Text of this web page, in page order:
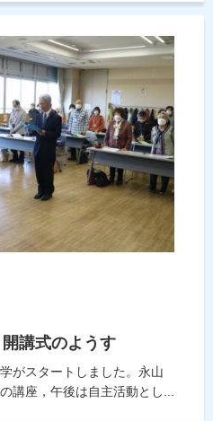
講式のようす
がスタートしました。永山
講座，午後は自主活動とし...